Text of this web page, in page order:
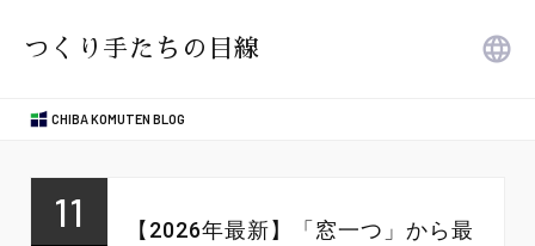
つくり手たちの目線
CHIBA KOMUTEN BLOG
11
【2026年最新】「窓一つ」から最